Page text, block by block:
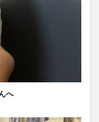
へ